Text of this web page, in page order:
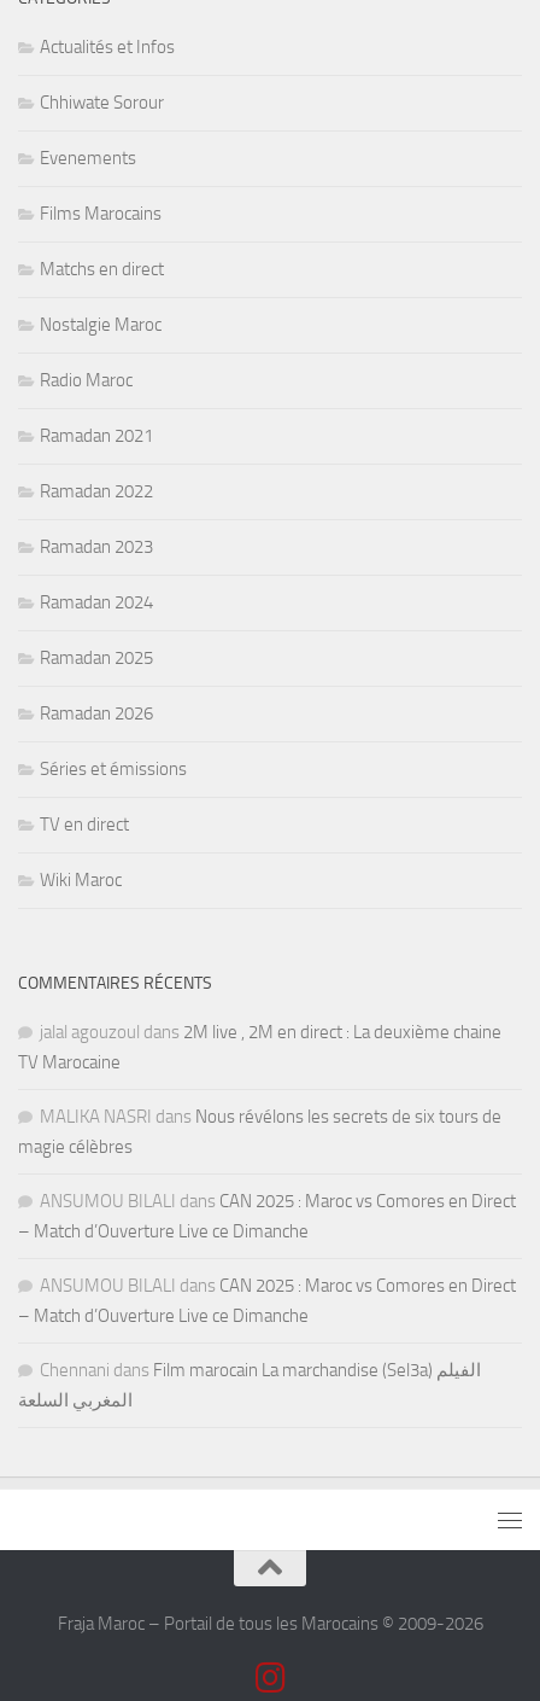
Actualités et Infos
Chhiwate Sorour
Evenements
Films Marocains
Matchs en direct
Nostalgie Maroc
Radio Maroc
Ramadan 2021
Ramadan 2022
Ramadan 2023
Ramadan 2024
Ramadan 2025
Ramadan 2026
Séries et émissions
TV en direct
Wiki Maroc
COMMENTAIRES RÉCENTS
jalal agouzoul dans 2M live , 2M en direct : La deuxième chaine
TV Marocaine
MALIKA NASRI dans Nous révélons les secrets de six tours de
magie célèbres
ANSUMOU BILALI dans CAN 2025 : Maroc vs Comores en Direct
– Match d’Ouverture Live ce Dimanche
ANSUMOU BILALI dans CAN 2025 : Maroc vs Comores en Direct
– Match d’Ouverture Live ce Dimanche
Chennani dans Film marocain La marchandise (Sel3a) الفيلم
المغربي السلعة
Fraja Maroc – Portail de tous les Marocains © 2009-2026